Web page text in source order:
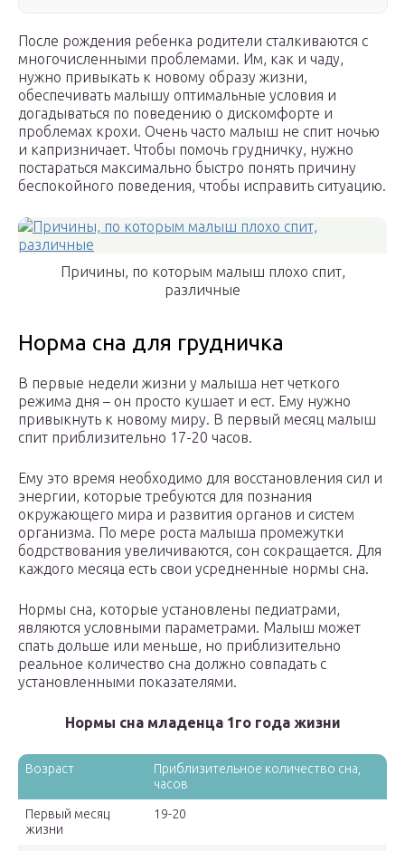
После рождения ребенка родители сталкиваются с
многочисленными проблемами. Им, как и чаду,
нужно привыкать к новому образу жизни,
обеспечивать малышу оптимальные условия и
догадываться по поведению о дискомфорте и
проблемах крохи. Очень часто малыш не спит ночью
и капризничает. Чтобы помочь грудничку, нужно
постараться максимально быстро понять причину
беспокойного поведения, чтобы исправить ситуацию.
Причины, по которым малыш плохо спит,
различные
Норма сна для грудничка
В первые недели жизни у малыша нет четкого
режима дня – он просто кушает и ест. Ему нужно
привыкнуть к новому миру. В первый месяц малыш
спит приблизительно 17-20 часов.
Ему это время необходимо для восстановления сил и
энергии, которые требуются для познания
окружающего мира и развития органов и систем
организма. По мере роста малыша промежутки
бодрствования увеличиваются, сон сокращается. Для
каждого месяца есть свои усредненные нормы сна.
Нормы сна, которые установлены педиатрами,
являются условными параметрами. Малыш может
спать дольше или меньше, но приблизительно
реальное количество сна должно совпадать с
установленными показателями.
Нормы сна младенца 1го года жизни
Возраст
Приблизительное количество сна,
часов
Первый месяц
жизни
19-20